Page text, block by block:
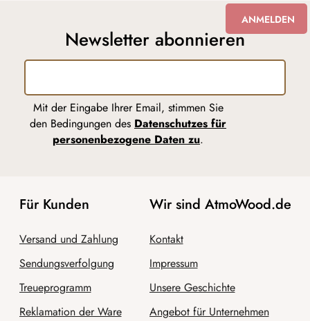
Newsletter abonnieren
Mit der Eingabe Ihrer Email, stimmen Sie
den Bedingungen des Datenschutzes für
personenbezogene Daten zu.
ANMELDEN
Für Kunden
Versand und Zahlung
Sendungsverfolgung
Treueprogramm
Reklamation der Ware
Wir sind AtmoWood.de
Kontakt
Impressum
Unsere Geschichte
Angebot für Unternehmen